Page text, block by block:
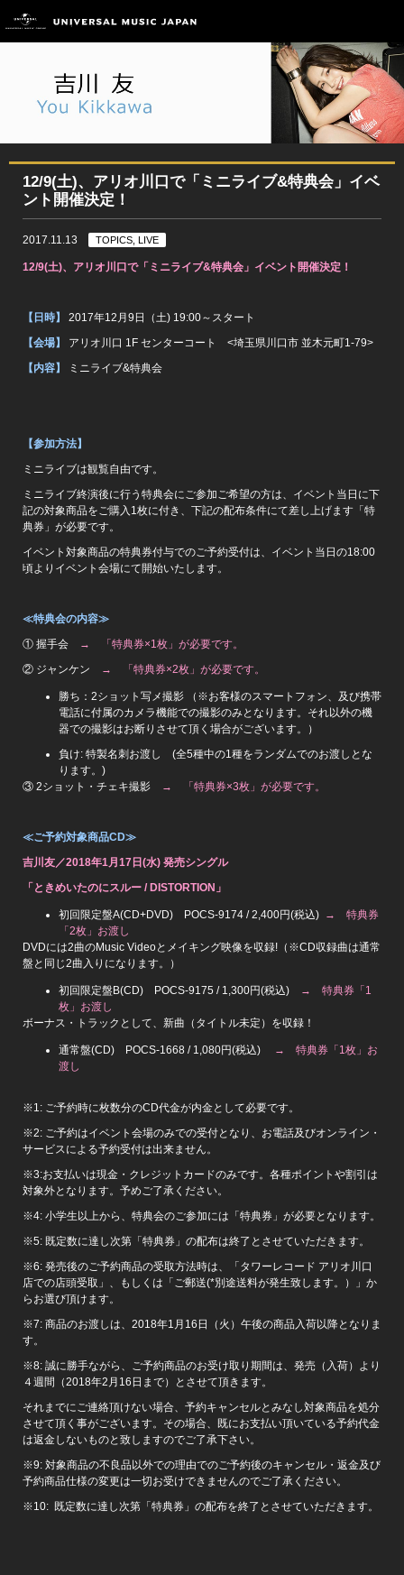
12/9(土)、アリオ川口で「ミニライブ&特典会」イベ
ント開催決定！
2017.11.13 TOPICS, LIVE
12/9(土)、アリオ川口で「ミニライブ&特典会」イベント開催決定！
【日時】
2017年12月9日（土) 19:00～スタート
【会場】
アリオ川口 1F センターコート <埼玉県川口市 並木元町1-79>
【内容】
ミニライブ&特典会
【参加方法】
ミニライブは観覧自由です。
ミニライブ終演後に行う特典会にご参加ご希望の方は、イベント当日に下
記の対象商品をご購入1枚に付き、下記の配布条件にて差し上げます「特
典券」が必要です。
イベント対象商品の特典券付与でのご予約受付は、イベント当日の18:00
頃よりイベント会場にて開始いたします。
≪特典会の内容≫
① 握手会
→ 「特典券×1枚」が必要です。
② ジャンケン
→ 「特典券×2枚」が必要です。
勝ち：2ショット写メ撮影 （※お客様のスマートフォン、及び携帯
電話に付属のカメラ機能での撮影のみとなります。それ以外の機
器での撮影はお断りさせて頂く場合がございます。）
負け: 特製名刺お渡し (全5種中の1種をランダムでのお渡しとな
ります。)
③ 2ショット・チェキ撮影
→ 「特典券×3枚」が必要です。
≪ご予約対象商品CD≫
吉川友／2018年1月17日(水) 発売シングル
「ときめいたのにスルー / DISTORTION」
初回限定盤A(CD+DVD) POCS-9174 / 2,400円(税込) → 特典券
「2枚」お渡し
DVDには2曲のMusic Videoとメイキング映像を収録!（※CD収録曲は通常
盤と同じ2曲入りになります。）
初回限定盤B(CD) POCS-9175 / 1,300円(税込)
→ 特典券「1
枚」お渡し
ボーナス・トラックとして、新曲（タイトル未定）を収録！
通常盤(CD) POCS-1668 / 1,080円(税込)
→ 特典券「1枚」お
渡し
※1: ご予約時に枚数分のCD代金が内金として必要です。
※2: ご予約はイベント会場のみでの受付となり、お電話及びオンライン・
サービスによる予約受付は出来ません。
※3:お支払いは現金・クレジットカードのみです。各種ポイントや割引は
対象外となります。予めご了承ください。
※4: 小学生以上から、特典会のご参加には「特典券」が必要となります。
※5: 既定数に達し次第「特典券」の配布は終了とさせていただきます。
※6: 発売後のご予約商品の受取方法時は、「タワーレコード アリオ川口
店での店頭受取」、もしくは「ご郵送(*別途送料が発生致します。）」か
らお選び頂けます。
※7: 商品のお渡しは、2018年1月16日（火）午後の商品入荷以降となりま
す。
※8: 誠に勝手ながら、ご予約商品のお受け取り期間は、発売（入荷）より
４週間（2018年2月16日まで）とさせて頂きます。
それまでにご連絡頂けない場合、予約キャンセルとみなし対象商品を処分
させて頂く事がございます。その場合、既にお支払い頂いている予約代金
は返金しないものと致しますのでご了承下さい。
※9: 対象商品の不良品以外での理由でのご予約後のキャンセル・返金及び
予約商品仕様の変更は一切お受けできませんのでご了承ください。
※10: 既定数に達し次第「特典券」の配布を終了とさせていただきます。